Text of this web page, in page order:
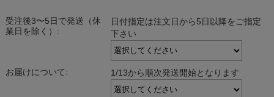
受注後3〜5日で発送（休
業日を除く）:
日付指定は注文日から5日以降をご指定
下さい
お届けについて: 1/13から順次発送開始となります